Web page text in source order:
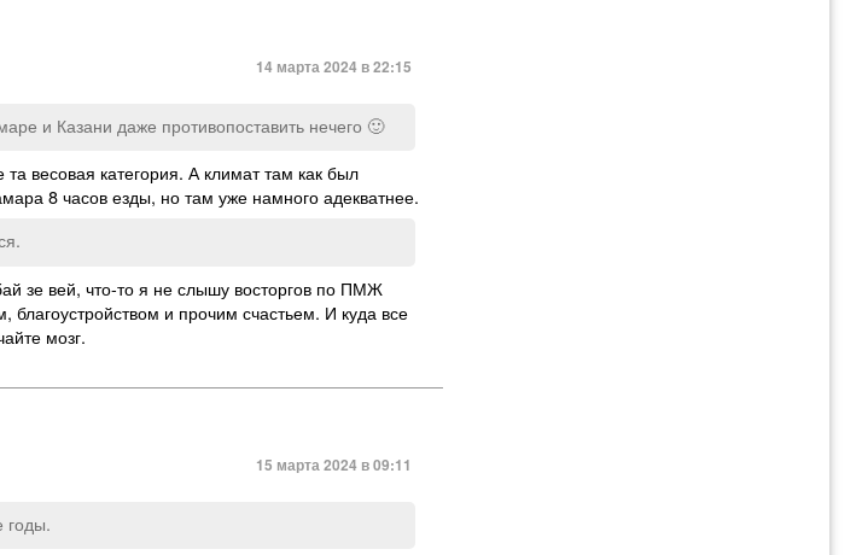
14 марта 2024 в 22:15
и Казани даже противопоставить нечего 🙂
весовая категория. А климат там как был
8 часов езды, но там уже намного адекватнее.
зе вей, что-то я не слышу восторгов по ПМЖ
и прочим счастьем. И куда все
мозг.
15 марта 2024 в 09:11
годы.